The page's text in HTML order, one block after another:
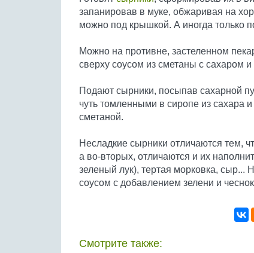
запанировав в муке, обжаривая на
можно под крышкой. А иногда только
Можно на противне, застеленном
сверху соусом из сметаны с сахаром
Подают сырники, посыпав сахарной
чуть томленными в сиропе из сахара
сметаной.
Несладкие сырники отличаются тем,
а во-вторых, отличаются и их
зеленый лук), тертая морковка,
соусом с добавлением зелени и
Смотрите также: